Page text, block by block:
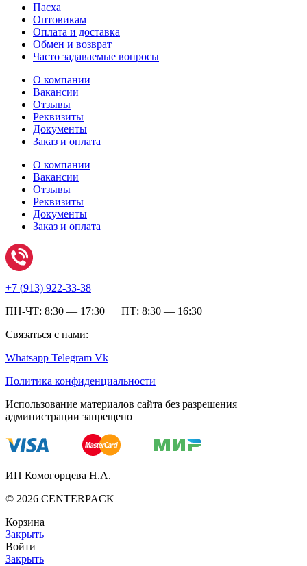
Пасха
Оптовикам
Оплата и доставка
Обмен и возврат
Часто задаваемые вопросы
О компании
Вакансии
Отзывы
Реквизиты
Документы
Заказ и оплата
О компании
Вакансии
Отзывы
Реквизиты
Документы
Заказ и оплата
+7 (913) 922-33-38
ПН-ЧТ: 8:30 — 17:30 ПТ: 8:30 — 16:30
Связаться с нами:
Whatsapp Telegram Vk
Политика конфиденциальности
Использование материалов сайта без разрешения
администрации запрещено
ИП Комогорцева Н.А.
© 2026 CENTERPACK
Корзина
Закрыть
Войти
Закрыть